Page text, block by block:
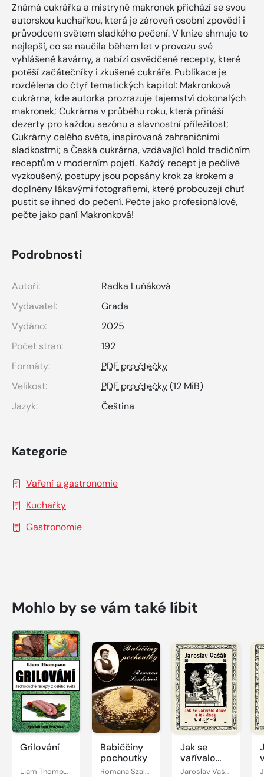
Známá cukrářka a mistryně makronek přichází se svou
autorskou kuchařkou, která je zároveň osobní zpovědí i
průvodcem světem sladkého pečení. V knize shrnuje to
nejlepší, co se naučila během let v provozu své
vyhlášené kavárny, a nabízí osvědčené recepty, které
potěší začátečníky i zkušené cukráře. Publikace je
rozdělena do čtyř tematických kapitol: Makronková
cukrárna, kde autorka prozrazuje tajemství dokonalých
makronek; Cukrárna v průběhu roku, která přináší
dezerty pro každou sezónu a slavnostní příležitost;
Cukrárny celého světa, inspirovaná zahraničními
sladkostmi; a Česká cukrárna, vzdávající hold tradičním
receptům v moderním pojetí. Každý recept je pečlivě
vyzkoušený, postupy jsou popsány krok za krokem a
doplněny lákavými fotografiemi, které probouzejí chuť
pustit se ihned do pečení. Pečte jako profesionálové,
pečte jako paní Makronková!
Podrobnosti
Autoři:
Radka Luňáková
Vydavatel:
Grada
Vydáno:
2025
Počet stran:
192
Formáty:
PDF pro čtečky
Velikost:
PDF pro čtečky(12 MiB)
Jazyk:
Čeština
Kategorie
Vaření a gastronomie
Kuchařky
Gastronomie
Mohlo by se vám také líbit
Grilování
Liam Thompson
Babiččiny
pochoutky
Romana Szalaiová
Jak se
vařívalo
kdysi a jakJaroslav Vašák